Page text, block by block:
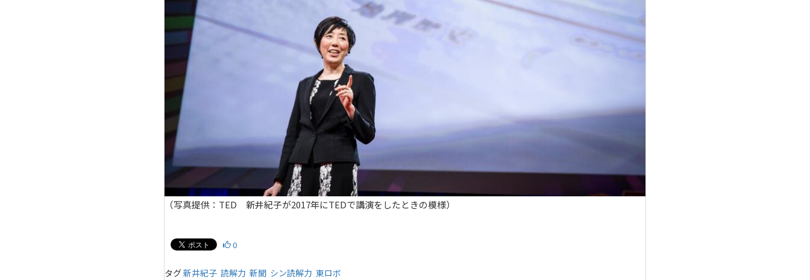
（写真提供：TED 新井紀子が2017年にTEDで講演をしたときの模様）
0
タグ新井紀子 読解力 新聞 シン読解力 東ロボ